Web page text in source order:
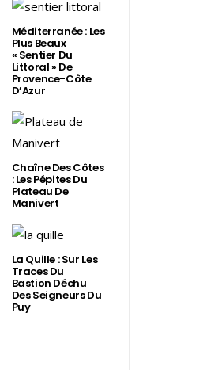
Méditerranée : Les
Plus Beaux
« Sentier Du
Littoral » De
Provence-Côte
D’Azur
Chaîne Des Côtes
: Les Pépites Du
Plateau De
Manivert
La Quille : Sur Les
Traces Du
Bastion Déchu
Des Seigneurs Du
Puy